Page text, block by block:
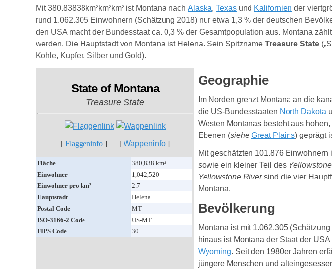
Mit 380.83838km²km²km² ist Montana nach Alaska, Texas und Kalifornien der
rund 1.062.305 Einwohnern (Schätzung 2018) nur etwa 1,3 % der deutschen
den USA macht der Bundesstaat ca. 0,3 % der Gesamtpopulation aus. Montana
werden. Die Hauptstadt von Montana ist Helena. Sein Spitzname Treasure State
Kohle, Kupfer, Silber und Gold).
State of Montana
Treasure State
[ Flaggeninfo] [ Wappeninfo]
Fläche
380,838 km²
Einwohner
1,042,520
Einwohner pro km²
2.7
Hauptstadt
Helena
Postal Code
MT
ISO-3166-2 Code
US-MT
FIPS Code
30
Geographie
Im Norden grenzt Montana an die
die US-Bundesstaaten North Dakota
Westen Montanas besteht aus
Ebenen (siehe Great Plains) geprägt
Mit geschätzten 101.876
sowie ein kleiner Teil des
Yellowstone Riversind die vier
Montana.
Bevölkerung
Montana ist mit 1.062.305
hinaus ist Montana der Staat der
Wyoming. Seit den 1980er Jahren
jüngere Menschen und